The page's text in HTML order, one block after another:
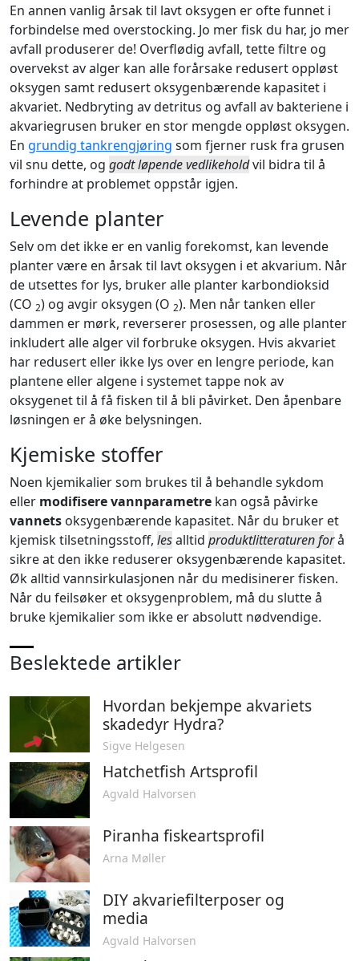
En annen vanlig årsak til lavt oksygen er ofte funnet i
forbindelse med overstocking. Jo mer fisk du har, jo mer
avfall produserer de! Overflødig avfall, tette filtre og
overvekst av alger kan alle forårsake redusert oppløst
oksygen samt redusert oksygenbærende kapasitet i
akvariet. Nedbryting av detritus og avfall av bakteriene i
akvariegrusen bruker en stor mengde oppløst oksygen.
En grundig tankrengjøring som fjerner rusk fra grusen
vil snu dette, og godt løpende vedlikeholdvil bidra til å
forhindre at problemet oppstår igjen.
Levende planter
Selv om det ikke er en vanlig forekomst, kan levende
planter være en årsak til lavt oksygen i et akvarium. Når
de utsettes for lys, bruker alle planter karbondioksid
(CO 2) og avgir oksygen (O 2). Men når tanken eller
dammen er mørk, reverserer prosessen, og alle planter
inkludert alle alger vil forbruke oksygen. Hvis akvariet
har redusert eller ikke lys over en lengre periode, kan
plantene eller algene i systemet tappe nok av
oksygenet til å få fisken til å bli påvirket. Den åpenbare
løsningen er å øke belysningen.
Kjemiske stoffer
Noen kjemikalier som brukes til å behandle sykdom
eller modifisere vannparametre kan også påvirke
vannets oksygenbærende kapasitet. Når du bruker et
kjemisk tilsetningsstoff, lesalltid produktlitteraturen forå
sikre at den ikke reduserer oksygenbærende kapasitet.
Øk alltid vannsirkulasjonen når du medisinerer fisken.
Når du feilsøker et oksygenproblem, må du slutte å
bruke kjemikalier som ikke er absolutt nødvendige.
Beslektede artikler
Hvordan bekjempe akvariets
skadedyr Hydra?
Sigve Helgesen
Hatchetfish Artsprofil
Agvald Halvorsen
Piranha fiskeartsprofil
Arna Møller
DIY akvariefilterposer og
media
Agvald Halvorsen